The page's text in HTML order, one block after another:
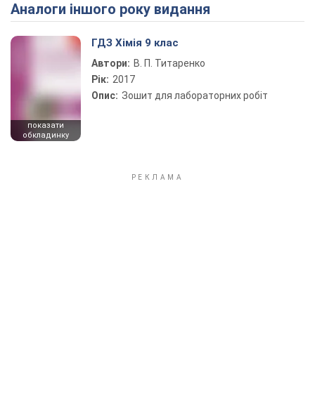
Play Video
Аналоги іншого року видання
показати
обкладинку
ГДЗ Хімія 9 клас
Автори: В. П. Титаренко
Рік: 2017
Опис: Зошит для лабораторних робіт